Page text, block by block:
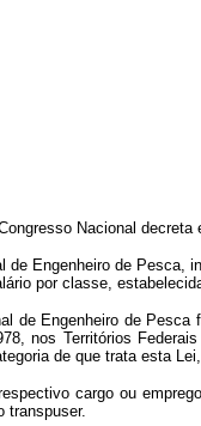
Nacional
Engenheiro de Pesca,
por classe,
de Engenheiro de
nos Territórios
de que trata esta
cargo ou
transpuser.